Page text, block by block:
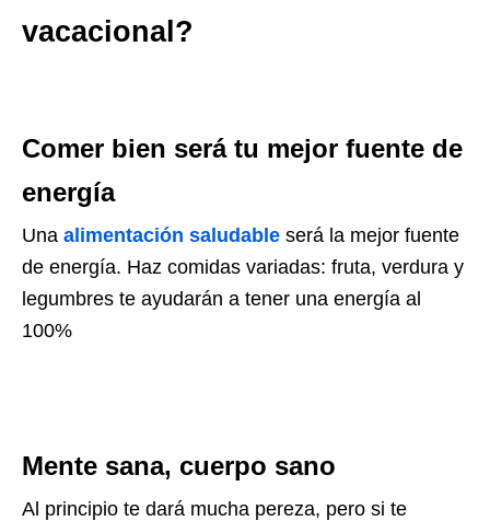
vacacional?
Comer bien será tu mejor fuente de
energía
Una alimentación saludable será la mejor fuente
de energía. Haz comidas variadas: fruta, verdura y
legumbres te ayudarán a tener una energía al
100%
Mente sana, cuerpo sano
Al principio te dará mucha pereza, pero si te